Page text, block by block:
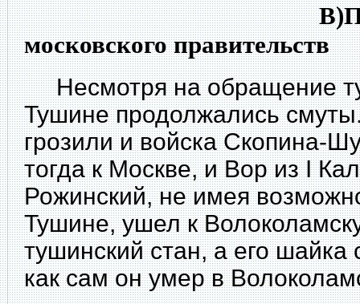
московского правительств
Несмотря на обращение
Тушине продолжались
грозили и войска Скопина-
тогда к Москве, и Вор из I
Рожинский, не имея
Тушине, ушел к
тушинский стан, а его шайка
как сам он умер в